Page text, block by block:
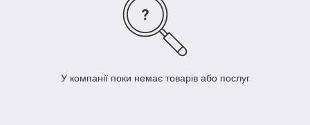
У компанії поки немає товарів або послуг